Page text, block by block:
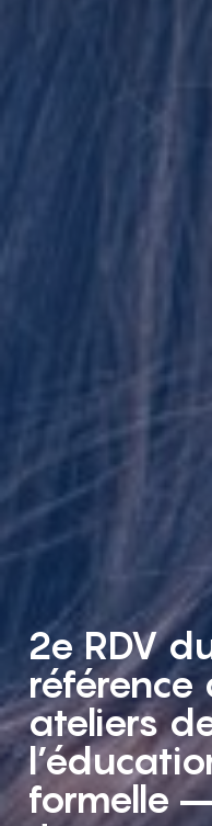
2e RDV
référence
ateliers
formelle